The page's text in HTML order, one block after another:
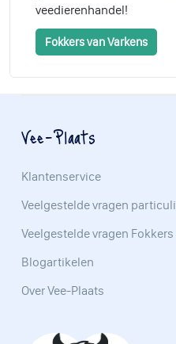
veedierenhandel!
Fokkers van Varkens
Vee-Plaats
Klantenservice
Veelgestelde vragen
Veelgestelde vragen Fokkers
Blogartikelen
Over Vee-Plaats